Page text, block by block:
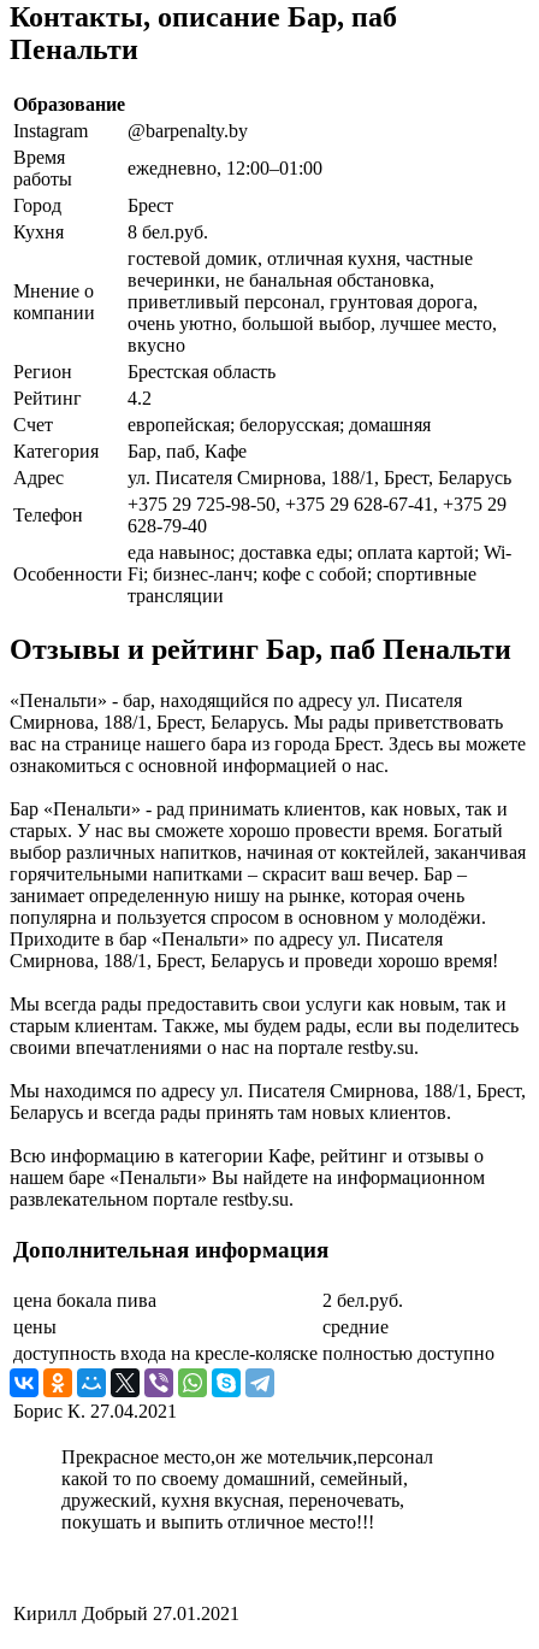
Контакты, описание Бар, паб
Пенальти
Образование
Instagram
@barpenalty.by
Время
работы
ежедневно, 12:00–01:00
Город
Брест
Кухня
8 бел.руб.
Мнение о
компании
гостевой домик, отличная кухня, частные
вечеринки, не банальная обстановка,
приветливый персонал, грунтовая дорога,
очень уютно, большой выбор, лучшее место,
вкусно
Регион
Брестская область
Рейтинг
4.2
Счет
европейская; белорусская; домашняя
Категория
Бар, паб, Кафе
Адрес
ул. Писателя Смирнова, 188/1, Брест, Беларусь
Телефон
+375 29 725-98-50, +375 29 628-67-41, +375 29
628-79-40
Особенности
еда навынос; доставка еды; оплата картой; Wi-
Fi; бизнес-ланч; кофе с собой; спортивные
трансляции
Отзывы и рейтинг Бар, паб Пенальти
«Пенальти» - бар, находящийся по адресу ул. Писателя
Смирнова, 188/1, Брест, Беларусь. Мы рады приветствовать
вас на странице нашего бара из города Брест. Здесь вы можете
ознакомиться с основной информацией о нас.
Бар «Пенальти» - рад принимать клиентов, как новых, так и
старых. У нас вы сможете хорошо провести время. Богатый
выбор различных напитков, начиная от коктейлей, заканчивая
горячительными напитками – скрасит ваш вечер. Бар –
занимает определенную нишу на рынке, которая очень
популярна и пользуется спросом в основном у молодёжи.
Приходите в бар «Пенальти» по адресу ул. Писателя
Смирнова, 188/1, Брест, Беларусь и проведи хорошо время!
Мы всегда рады предоставить свои услуги как новым, так и
старым клиентам. Также, мы будем рады, если вы поделитесь
своими впечатлениями о нас на портале restby.su.
Мы находимся по адресу ул. Писателя Смирнова, 188/1, Брест,
Беларусь и всегда рады принять там новых клиентов.
Всю информацию в категории Кафе, рейтинг и отзывы о
нашем баре «Пенальти» Вы найдете на информационном
развлекательном портале restby.su.
Дополнительная информация
цена бокала пива
2 бел.руб.
цены
средние
доступность входа на кресле-коляске полностью доступно
Борис К. 27.04.2021
Прекрасное место,он же мотельчик,персонал
какой то по своему домашний, семейный,
дружеский, кухня вкусная, переночевать,
покушать и выпить отличное место!!!
Кирилл Добрый 27.01.2021